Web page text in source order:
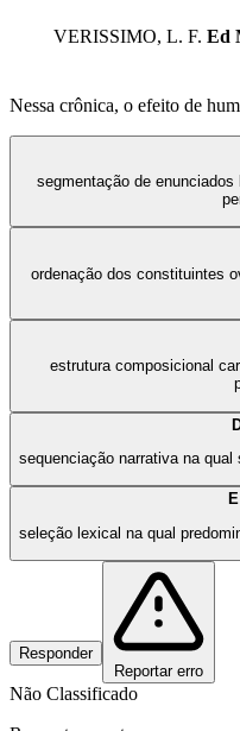
VERISSIMO, L. F. Ed
Nessa crônica, o efeito de
segmentação de
ordenação dos constituintes
estrutura composicional
sequenciação narrativa na
E
seleção lexical na qual
Responder
Reportar erro
Não Classificado